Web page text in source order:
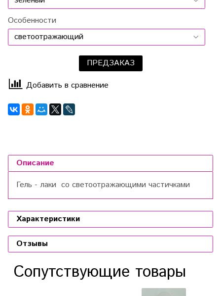
Особенности
ПРЕДЗАКАЗ
Добавить в сравнение
Описание
Гель - лаки со светоотражающими частичками
Характеристики
Отзывы
Сопутствующие товары